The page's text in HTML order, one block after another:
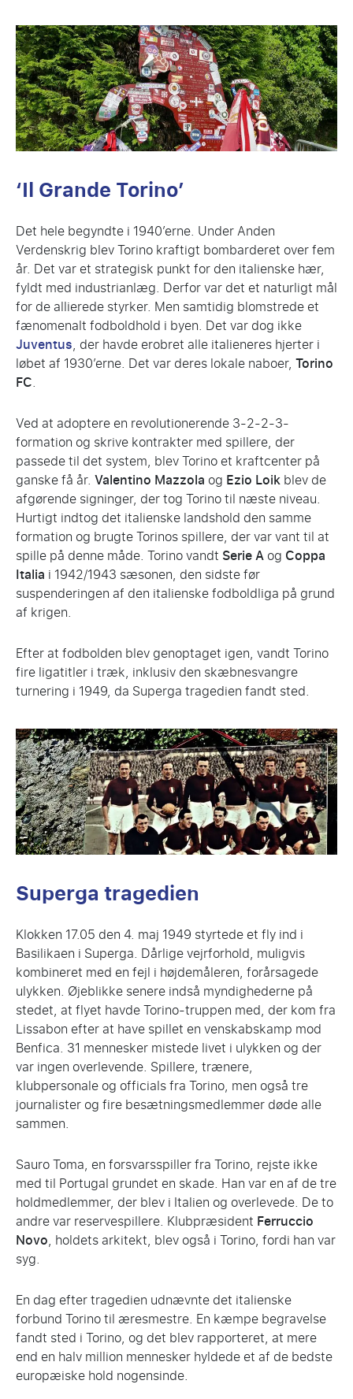
‘Il Grande Torino’
Det hele begyndte i 1940’erne. Under Anden
Verdenskrig blev Torino kraftigt bombarderet over fem
år. Det var et strategisk punkt for den italienske hær,
fyldt med industrianlæg. Derfor var det et naturligt mål
for de allierede styrker. Men samtidig blomstrede et
fænomenalt fodboldhold i byen. Det var dog ikke
Juventus, der havde erobret alle italieneres hjerter i
løbet af 1930’erne. Det var deres lokale naboer, Torino
FC.
Ved at adoptere en revolutionerende 3-2-2-3-
formation og skrive kontrakter med spillere, der
passede til det system, blev Torino et kraftcenter på
ganske få år. Valentino Mazzola og Ezio Loikblev de
afgørende signinger, der tog Torino til næste niveau.
Hurtigt indtog det italienske landshold den samme
formation og brugte Torinos spillere, der var vant til at
spille på denne måde. Torino vandt Serie Aog Coppa
Italia i 1942/1943 sæsonen, den sidste før
suspenderingen af den italienske fodboldliga på grund
af krigen.
Efter at fodbolden blev genoptaget igen, vandt Torino
fire ligatitler i træk, inklusiv den skæbnesvangre
turnering i 1949, da Superga tragedien fandt sted.
Superga tragedien
Klokken 17.05 den 4. maj 1949 styrtede et fly ind i
Basilikaen i Superga. Dårlige vejrforhold, muligvis
kombineret med en fejl i højdemåleren, forårsagede
ulykken. Øjeblikke senere indså myndighederne på
stedet, at flyet havde Torino-truppen med, der kom fra
Lissabon efter at have spillet en venskabskamp mod
Benfica. 31 mennesker mistede livet i ulykken og der
var ingen overlevende. Spillere, trænere,
klubpersonale og officials fra Torino, men også tre
journalister og fire besætningsmedlemmer døde alle
sammen.
Sauro Toma, en forsvarsspiller fra Torino, rejste ikke
med til Portugal grundet en skade. Han var en af de tre
holdmedlemmer, der blev i Italien og overlevede. De to
andre var reservespillere. Klubpræsident Ferruccio
Novo, holdets arkitekt, blev også i Torino, fordi han var
syg.
En dag efter tragedien udnævnte det italienske
forbund Torino til æresmestre. En kæmpe begravelse
fandt sted i Torino, og det blev rapporteret, at mere
end en halv million mennesker hyldede et af de bedste
europæiske hold nogensinde.